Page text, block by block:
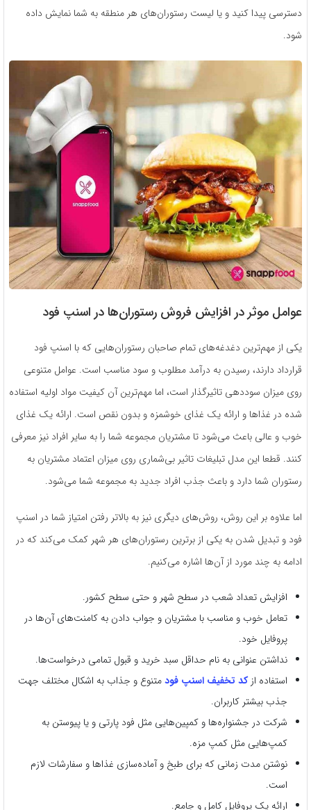
دسترسی پیدا کنید و یا لیست رستوران‌های هر منطقه به شما نمایش داده
شود.
عوامل موثر در افزایش فروش رستوران‌ها در اسنپ فود
یکی از مهم‌ترین دغدغه‌های تمام صاحبان رستوران‌هایی که با اسنپ فود
قرارداد دارند، رسیدن به درآمد مطلوب و سود مناسب است. عوامل متنوعی
روی میزان سوددهی تاثیرگذار است، اما مهم‌ترین آن کیفیت مواد اولیه استفاده
شده در غذاها و ارائه یک غذای خوشمزه و بدون نقص است. ارائه یک غذای
خوب و عالی باعث می‌شود تا مشتریان مجموعه شما را به سایر افراد نیز معرفی
کنند. قطعا این مدل تبلیغات تاثیر بی‌شماری روی میزان اعتماد مشتریان به
رستوران شما دارد و باعث جذب افراد جدید به مجموعه شما می‌شود.
اما علاوه بر این روش، روش‌های دیگری نیز به بالاتر رفتن امتیاز شما در اسنپ
فود و تبدیل شدن به یکی از برترین رستوران‌های هر شهر کمک می‌کند که در
ادامه به چند مورد از آن‌ها اشاره می‌کنیم.
افزایش تعداد شعب در سطح شهر و حتی سطح کشور.
تعامل خوب و مناسب با مشتریان و جواب دادن به کامنت‌های آن‌ها در
پروفایل خود.
نداشتن عنوانی به نام حداقل سبد خرید و قبول تمامی درخواست‌ها.
استفاده ازکد تخفیف‌ اسنپ فودمتنوع و جذاب به اشکال مختلف جهت
جذب بیشتر کاربران.
شرکت در جشنواره‌ها و کمپین‌هایی مثل فود پارتی و یا پیوستن به
کمپ‌هایی مثل کمپ مزه.
نوشتن مدت زمانی که برای طبخ و آماده‌سازی غذاها و سفارشات لازم
است.
ارائه یک پروفایل کامل و جامع.